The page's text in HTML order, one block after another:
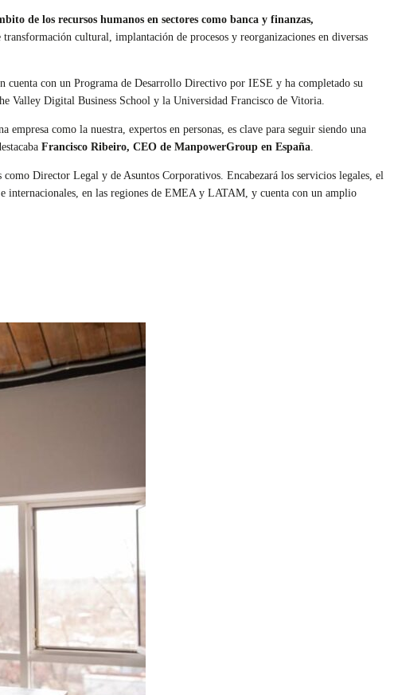
de los recursos humanos en sectores como banca y finanzas,
cultural, implantación de procesos y reorganizaciones en diversas
con un Programa de Desarrollo Directivo por IESE y ha completado su
Valley Digital Business School y la Universidad Francisco de Vitoria.
como la nuestra, expertos en personas, es clave para seguir siendo una
Francisco Ribeiro, CEO de ManpowerGroup en España
Director Legal y de Asuntos Corporativos. Encabezará los servicios legales, el
internacionales, en las regiones de EMEA y LATAM, y cuenta con un amplio